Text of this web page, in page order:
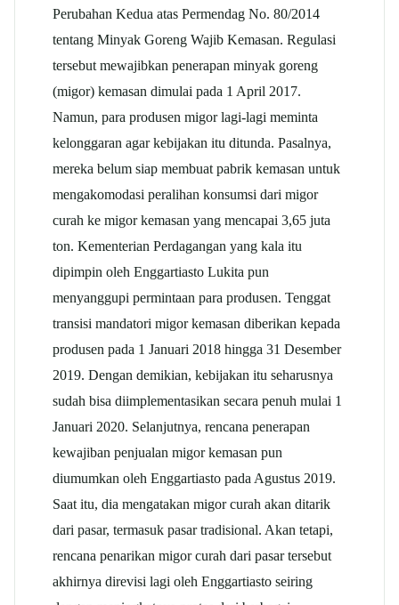
Perubahan Kedua atas Permendag No. 80/2014
tentang Minyak Goreng Wajib Kemasan. Regulasi
tersebut mewajibkan penerapan minyak goreng
(migor) kemasan dimulai pada 1 April 2017.
Namun, para produsen migor lagi-lagi meminta
kelonggaran agar kebijakan itu ditunda. Pasalnya,
mereka belum siap membuat pabrik kemasan untuk
mengakomodasi peralihan konsumsi dari migor
curah ke migor kemasan yang mencapai 3,65 juta
ton. Kementerian Perdagangan yang kala itu
dipimpin oleh Enggartiasto Lukita pun
menyanggupi permintaan para produsen. Tenggat
transisi mandatori migor kemasan diberikan kepada
produsen pada 1 Januari 2018 hingga 31 Desember
2019. Dengan demikian, kebijakan itu seharusnya
sudah bisa diimplementasikan secara penuh mulai 1
Januari 2020. Selanjutnya, rencana penerapan
kewajiban penjualan migor kemasan pun
diumumkan oleh Enggartiasto pada Agustus 2019.
Saat itu, dia mengatakan migor curah akan ditarik
dari pasar, termasuk pasar tradisional. Akan tetapi,
rencana penarikan migor curah dari pasar tersebut
akhirnya direvisi lagi oleh Enggartiasto seiring